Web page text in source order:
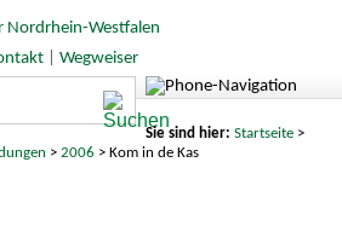
| Wegweiser
Sie sind hier: Startseite>
> 2006 > Kom in de Kas